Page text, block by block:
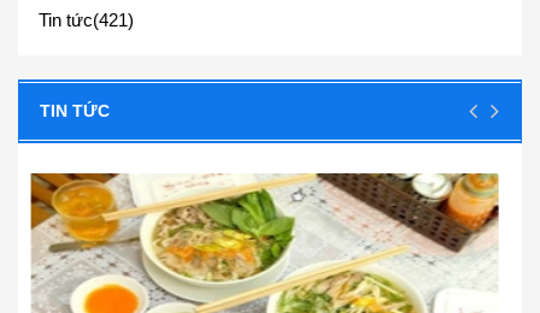
Tin tức(421)
TIN TỨC